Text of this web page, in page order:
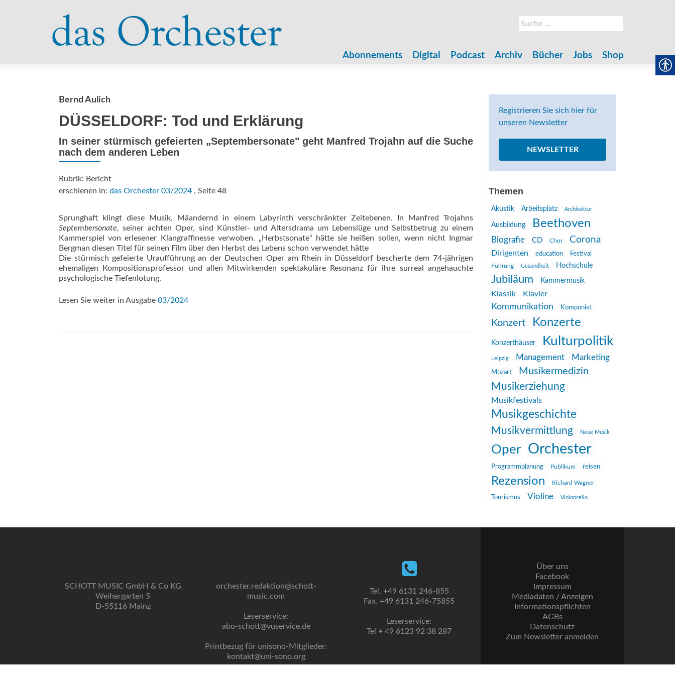
Suche
nach:
Abonnements Digital Podcast Archiv Bücher Jobs Shop
Bernd Aulich
DÜSSELDORF: Tod und Erklärung
In seiner stürmisch gefeierten „Septembersonate" geht Manfred Trojahn auf die Suche
nach dem anderen Leben
Rubrik: Bericht
erschienen in: das Orchester 03/2024 , Seite 48
Sprunghaft klingt diese Musik. Mäandernd in einem Labyrinth verschränkter Zeitebenen. In Manfred Trojahns
Septembersonate, seiner achten Oper, sind Künstler- und Altersdrama um Lebenslüge und Selbstbetrug zu einem
Kammerspiel von erlesener Klangraffinesse verwoben. „Herbstsonate“ hätte sie heißen sollen, wenn nicht Ingmar
Bergman diesen Titel für seinen Film über den Herbst des Lebens schon verwendet hätte
Die stürmisch gefeierte Uraufführung an der Deutschen Oper am Rhein in Düsseldorf bescherte dem 74-jährigen
ehemaligen Komposi­tionsprofessor und allen Mitwirkenden spektakuläre Resonanz für ihre surreal angehauchte
psychologische Tiefenlotung.
Lesen Sie weiter in Ausgabe 03/2024
Registrieren Sie sich hier für
unseren Newsletter
NEWSLETTER
Themen
Akustik Arbeitsplatz Architektur
Ausbildung Beethoven
Biografie CD Chor Corona
Dirigenten education
Festival
Führung
Gesundheit Hochschule
Jubiläum Kammermusik
Klassik Klavier
Kommunikation Komponist
Konzert Konzerte
Konzerthäuser Kulturpolitik
Leipzig Management Marketing
Mozart Musikermedizin
Musikerziehung
Musikfestivals
Musikgeschichte
Musikvermittlung Neue Musik
Oper Orchester
Programmplanung Publikum reisen
Rezension Richard Wagner
Tourismus Violine Violoncello
SCHOTT MUSIC GmbH & Co KG
Weihergarten 5
D-55116 Mainz
orchester.redaktion@schott-
music.com
Leserservice:
abo-schott@vuservice.de
Printbezug für unisono-Mitglieder:
kontakt@uni-sono.org
Tel. +49 6131 246-855
Fax. +49 6131 246-75855
Leserservice:
Tel + 49 6123 92 38 287
Über uns
Facebook
Impressum
Mediadaten / Anzeigen
Informationspflichten
AGBs
Datenschutz
Zum Newsletter anmelden